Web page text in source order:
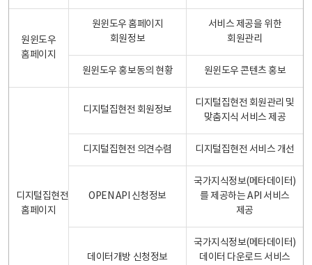
원윈도우
홈페이지
원윈도우 홈페이지
회원정보
서비스 제공을 위한
회원관리
원윈도우 홍보동의 현황 원윈도우 콘텐츠 홍보
디지털집현전
홈페이지
디지털집현전 회원정보
디지털집현전 회원관리 및
맞춤지식 서비스 제공
디지털집현전 의견수렴 디지털집현전 서비스 개선
OPEN API 신청정보
국가지식정보(메타데이터)
를 제공하는 API 서비스
제공
데이터개방 신청정보
국가지식정보(메타데이터)
데이터 다운로드 서비스